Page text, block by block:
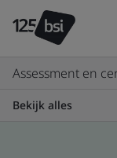
Assessment en
Bekijk alles